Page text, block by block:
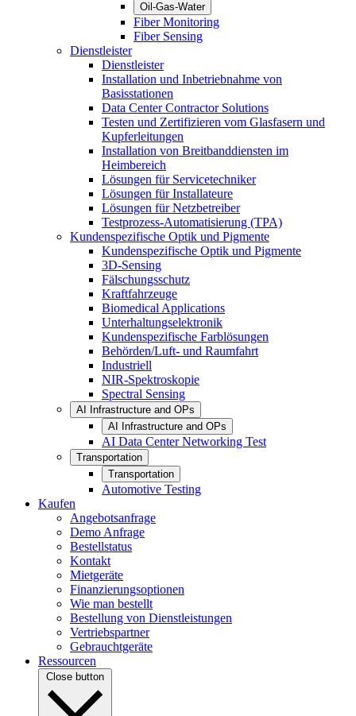
Oil-Gas-Water
Fiber Monitoring
Fiber Sensing
Dienstleister
Dienstleister
Installation und Inbetriebnahme von
Basisstationen
Data Center Contractor Solutions
Testen und Zertifizieren vom Glasfasern und
Kupferleitungen
Installation von Breitbanddiensten im
Heimbereich
Lösungen für Servicetechniker
Lösungen für Installateure
Lösungen für Netzbetreiber
Testprozess-Automatisierung (TPA)
Kundenspezifische Optik und Pigmente
Kundenspezifische Optik und Pigmente
3D-Sensing
Fälschungsschutz
Kraftfahrzeuge
Biomedical Applications
Unterhaltungselektronik
Kundenspezifische Farblösungen
Behörden/Luft- und Raumfahrt
Industriell
NIR-Spektroskopie
Spectral Sensing
AI Infrastructure and OPs
AI Infrastructure and OPs
AI Data Center Networking Test
Transportation
Transportation
Automotive Testing
Kaufen
Angebotsanfrage
Demo Anfrage
Bestellstatus
Kontakt
Mietgeräte
Finanzierungsoptionen
Wie man bestellt
Bestellung von Dienstleistungen
Vertriebspartner
Gebrauchtgeräte
Ressourcen
Close button